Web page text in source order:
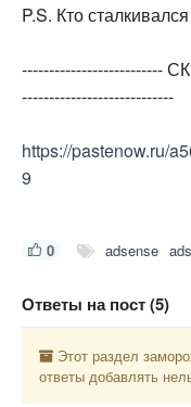
P.S. Кто
--------------------------
----------------------------
https://pastenow.ru/
9
0 adsense
Ответы на пост (5)
Этот раздел
ответы добавлять